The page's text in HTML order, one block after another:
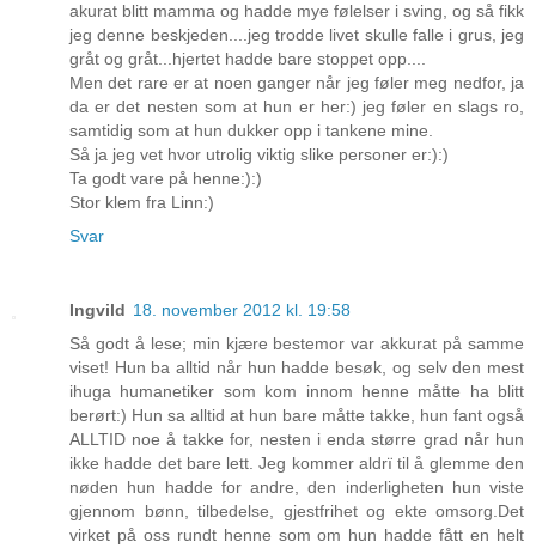
akurat blitt mamma og hadde mye følelser i sving, og så fikk
jeg denne beskjeden....jeg trodde livet skulle falle i grus, jeg
gråt og gråt...hjertet hadde bare stoppet opp....
Men det rare er at noen ganger når jeg føler meg nedfor, ja
da er det nesten som at hun er her:) jeg føler en slags ro,
samtidig som at hun dukker opp i tankene mine.
Så ja jeg vet hvor utrolig viktig slike personer er:):)
Ta godt vare på henne:):)
Stor klem fra Linn:)
Svar
Ingvild 18. november 2012 kl. 19:58
Så godt å lese; min kjære bestemor var akkurat på samme
viset! Hun ba alltid når hun hadde besøk, og selv den mest
ihuga humanetiker som kom innom henne måtte ha blitt
berørt:) Hun sa alltid at hun bare måtte takke, hun fant også
ALLTID noe å takke for, nesten i enda større grad når hun
ikke hadde det bare lett. Jeg kommer aldrï til å glemme den
nøden hun hadde for andre, den inderligheten hun viste
gjennom bønn, tilbedelse, gjestfrihet og ekte omsorg.Det
virket på oss rundt henne som om hun hadde fått en helt